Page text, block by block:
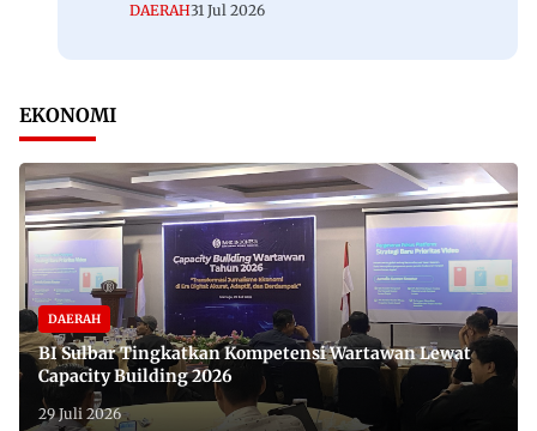
DAERAH31 Jul 2026
EKONOMI
DAERAH
BI Sulbar Tingkatkan Kompetensi Wartawan Lewat
Capacity Building 2026
29 Juli 2026